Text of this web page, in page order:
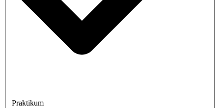
Praktikum